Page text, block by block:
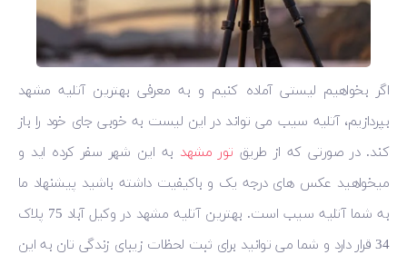
اگر بخواهیم لیستی آماده کنیم و به معرفی بهترین آتلیه مشهد
بپردازیم، آتلیه سیب می تواند در این لیست به خوبی جای خود را باز
کند. در صورتی که از طریق تور مشهد به این شهر سفر کرده اید و
میخواهید عکس های درجه یک و باکیفیت داشته باشید پیشنهاد ما
به شما آتلیه سیب است. بهترین آتلیه مشهد در وکیل آباد 75 پلاک
34 قرار دارد و شما می توانید برای ثبت لحظات زیبای زندگی تان به این